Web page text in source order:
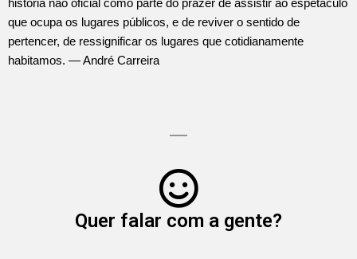
história não oficial como parte do prazer de assistir ao espetáculo
que ocupa os lugares públicos, e de reviver o sentido de
pertencer, de ressignificar os lugares que cotidianamente
habitamos. — André Carreira
Quer falar com a gente?